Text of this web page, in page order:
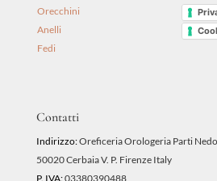
Orecchini
Anelli
Fedi
Contatti
Indirizzo:Oreficeria Orologeria Parti
50020 Cerbaia V. P. Firenze Italy
P. IVA:03380390488